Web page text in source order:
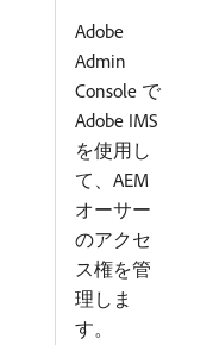
Adobe
Admin
Console で
Adobe IMS
を使用し
て、AEM
オーサー
のアクセ
ス権を管
理しま
す。